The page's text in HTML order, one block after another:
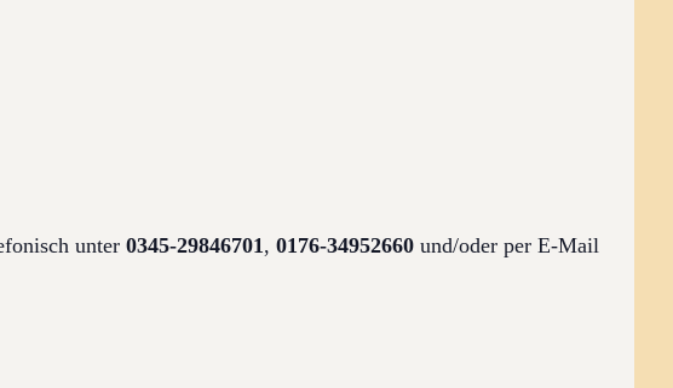
unter 0345-29846701, 0176-34952660 und/oder per E-Mail